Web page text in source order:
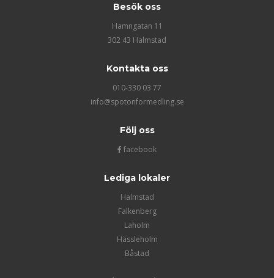
Besök oss
Hamngatan 11
302 43 Halmstad
Kontakta oss
010-330 03 77
info@spotonformedling.se
Följ oss
facebook
Lediga lokaler
Halmstad
Falkenberg
Laholm
Hässleholm
Båstad